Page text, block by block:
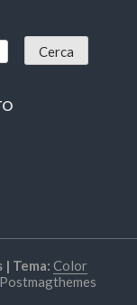
| Tema: Color
Postmagthemes